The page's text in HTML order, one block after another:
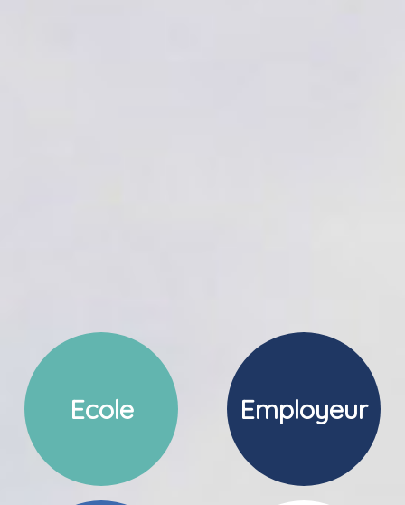
Ecole Employeur